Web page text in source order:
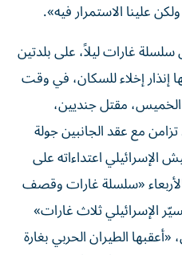
علينا الاستمرار فيه».
غارات ليلاً، على بلدتين
إخلاء للسكان، في وقت
مقتل جنديين،
مع عقد الجانبين جولة
اعتداءاته على
«سلسلة غارات وقصف
الإسرائيلي ثلاث غارات»
الطيران الحربي بغارة